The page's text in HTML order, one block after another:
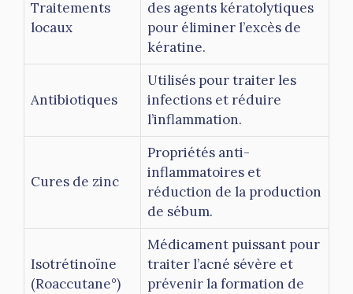
Traitements
locaux
des agents kératolytiques
pour éliminer l’excès de
kératine.
Antibiotiques
Utilisés pour traiter les
infections et réduire
l’inflammation.
Cures de zinc
Propriétés anti-
inflammatoires et
réduction de la production
de sébum.
Isotrétinoïne
(Roaccutane°)
Médicament puissant pour
traiter l’acné sévère et
prévenir la formation de